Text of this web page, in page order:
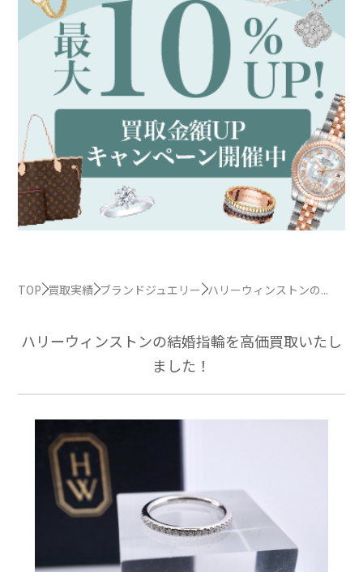
TOP 買取実績 ブランドジュエリー ハリーウィンストンの...
ハリーウィンストンの結婚指輪を高価買取いたし
ました！